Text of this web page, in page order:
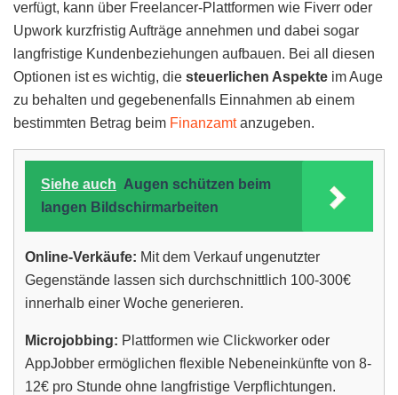
verfügt, kann über Freelancer-Plattformen wie Fiverr oder
Upwork kurzfristig Aufträge annehmen und dabei sogar
langfristige Kundenbeziehungen aufbauen. Bei all diesen
Optionen ist es wichtig, die steuerlichen Aspekte im Auge
zu behalten und gegebenenfalls Einnahmen ab einem
bestimmten Betrag beim Finanzamtanzugeben.
Siehe auch Augen schützen beim
langen Bildschirmarbeiten
Online-Verkäufe: Mit dem Verkauf ungenutzter
Gegenstände lassen sich durchschnittlich 100-300€
innerhalb einer Woche generieren.
Microjobbing: Plattformen wie Clickworker oder
AppJobber ermöglichen flexible Nebeneinkünfte von 8-
12€ pro Stunde ohne langfristige Verpflichtungen.